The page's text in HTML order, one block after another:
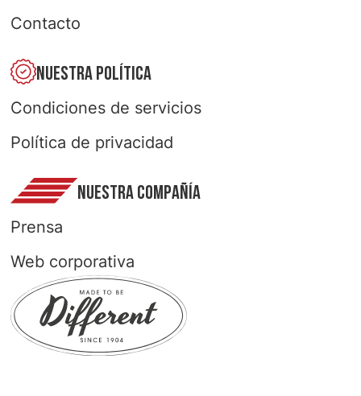
Contacto
NUESTRA POLÍTICA
Condiciones de servicios
Política de privacidad
NUESTRA COMPAÑÍA
Prensa
Web corporativa